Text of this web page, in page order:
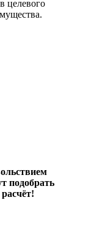
целевого
подобрать